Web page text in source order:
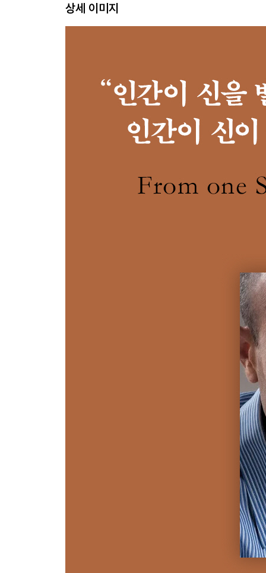
14. 무지의 발견
18. 끝없는 혁명
19. 그리고 그들은 행복하게 살았다
20. 호모 사피엔스의 종말
상세 이미지